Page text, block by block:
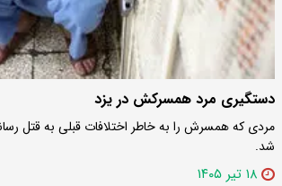
دستگیری مرد همسرکش در یزد
مردی که همسرش را به خاطر اختلافات قبلی به قتل
شد.
۱۸ تیر ۱۴۰۵